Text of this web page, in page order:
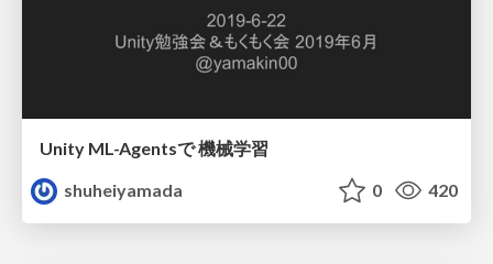
Unity ML-Agentsで 機械学習
shuheiyamada
0 420